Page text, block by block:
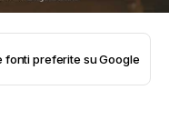
fonti preferite su Google